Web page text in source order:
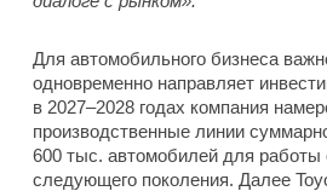
Для автомобильного бизнеса
одновременно направляет
в 2027–2028 годах компания
производственные линии
600 тыс. автомобилей для работы
следующего поколения. Далее